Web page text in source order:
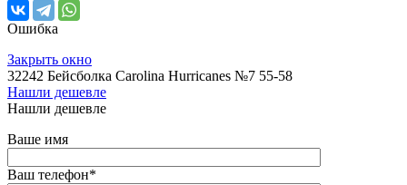
Ошибка
Закрыть окно
32242 Бейсболка Carolina Hurricanes №7 55-58
Нашли дешевле
Нашли дешевле
Ваше имя
Ваш телефон*